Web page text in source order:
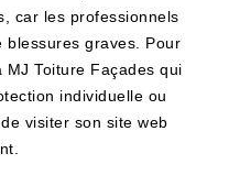
car les professionnels
blessures graves. Pour
Toiture Façades qui
individuelle ou
visiter son site web